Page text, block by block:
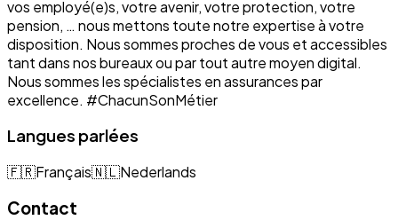
vos employé(e)s, votre avenir, votre protection, votre
pension, … nous mettons toute notre expertise à votre
disposition. Nous sommes proches de vous et accessibles
tant dans nos bureaux ou par tout autre moyen digital.
Nous sommes les spécialistes en assurances par
excellence. #ChacunSonMétier
Langues parlées
🇫🇷Français🇳🇱Nederlands
Contact